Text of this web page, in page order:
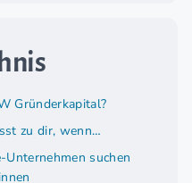
Gründerkapital?
zu dir, wenn…
Unternehmen suchen